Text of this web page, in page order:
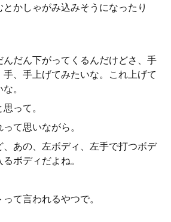
とかしゃがみ込みそうになったり
んだん下がってくるんだけどさ、手
、手上げてみたいな。これ上げて
。
って。
て思いながら。
あの、左ボディ、左手で打つボデ
ボディだよね。
て言われるやつで。